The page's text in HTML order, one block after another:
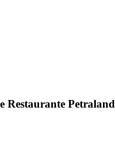
Restaurante